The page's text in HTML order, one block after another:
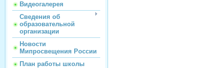
Видеогалерея
Сведения об
образовательной
организации
Новости
Мипросвещения России
План работы школы